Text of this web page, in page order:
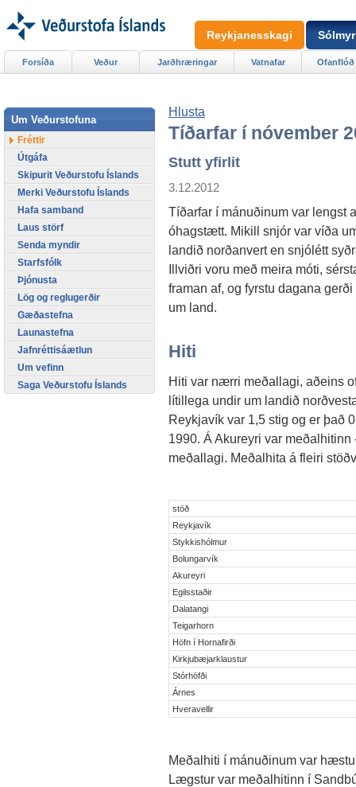
Hlusta
Tíðarfar í nóvember
Stutt yfirlit
3.12.2012
Tíðarfar í mánuðinum var lengst
óhagstætt. Mikill snjór var víða
landið norðanvert en snjólétt
Illviðri voru með meira móti,
framan af, og fyrstu dagana
um land.
Hiti
Hiti var nærri meðallagi, aðeins
lítillega undir um landið
Reykjavík var 1,5 stig og er það
1990. Á Akureyri var
meðallagi. Meðalhita á fleiri
stöð
Reykjavík
Stykkishólmur
Bolungarvík
Akureyri
Egilsstaðir
Dalatangi
Teigarhorn
Höfn í Hornafirði
Kirkjubæjarklaustur
Stórhöfði
Árnes
Hveravellir
Meðalhiti í mánuðinum var
Lægstur var meðalhitinn í
Forsíða Veður Jarðhræringar Vatnafar Ofanflóð
Um Veðurstofuna
Fréttir
Útgáfa
Skipurit Veðurstofu Íslands
Merki Veðurstofu Íslands
Hafa samband
Laus störf
Senda myndir
Starfsfólk
Þjónusta
Lög og reglugerðir
Gæðastefna
Launastefna
Jafnréttisáætlun
Um vefinn
Saga Veðurstofu Íslands
Reykjanesskagi